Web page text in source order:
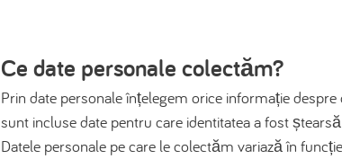
Ce date personale colectăm?
Prin date personale înțelegem orice informație
sunt incluse date pentru care identitatea a fost
Datele personale pe care le colectăm variază în